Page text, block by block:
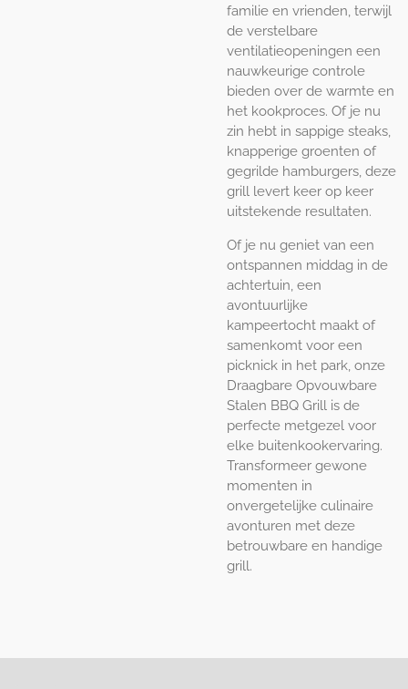
familie en vrienden, terwijl
de verstelbare
ventilatieopeningen een
nauwkeurige controle
bieden over de warmte en
het kookproces. Of je nu
zin hebt in sappige steaks,
knapperige groenten of
gegrilde hamburgers, deze
grill levert keer op keer
uitstekende resultaten.
Of je nu geniet van een
ontspannen middag in de
achtertuin, een
avontuurlijke
kampeertocht maakt of
samenkomt voor een
picknick in het park, onze
Draagbare Opvouwbare
Stalen BBQ Grill is de
perfecte metgezel voor
elke buitenkookervaring.
Transformeer gewone
momenten in
onvergetelijke culinaire
avonturen met deze
betrouwbare en handige
grill.